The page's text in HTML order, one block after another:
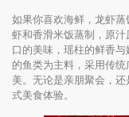
如果你喜欢海鲜，龙虾
虾和香滑米饭蒸制，原
口的美味，瑶柱的鲜香
的鱼类为主料，采用传
美。无论是亲朋聚会，
式美食体验。